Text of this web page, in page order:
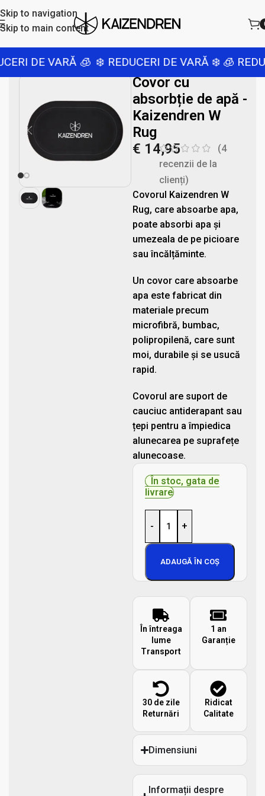
Skip to navigation
Skip to main content
DE VARĂ 🧊 ❄️ REDUCERI DE VARĂ ❄️🧊
Covor cu
absorbție de apă -
Kaizendren W
Rug
€ 14,95 (4
recenzii de la
clienți)
Covorul Kaizendren W
Rug, care absoarbe apa,
poate absorbi apa și
umezeala de pe picioare
sau încălțăminte.
Un covor care absoarbe
apa este fabricat din
materiale precum
microfibră, bumbac,
polipropilenă, care sunt
moi, durabile și se usucă
rapid.
Covorul are suport de
cauciuc antiderapant sau
țepi pentru a împiedica
alunecarea pe suprafețe
alunecoase.
În stoc, gata de
livrare
- +
ADAUGĂ ÎN COȘ
În întreaga
lume
Transport
1 an
Garanție
30 de zile
Returnări
Ridicat
Calitate
Dimensiuni
Informații despre